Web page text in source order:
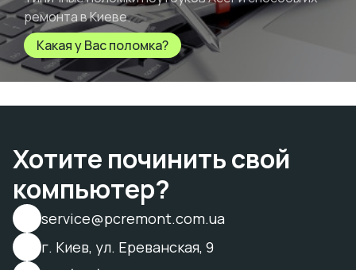
ремонта в Киеве.
Какая у Вас поломка?
Хотите починить свой
компьютер?
service@pcremont.com.ua
г. Киев, ул. Ереванская, 9